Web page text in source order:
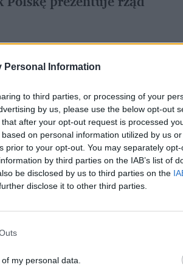
Personal Information
to third parties, or processing of your
by us, please use the below opt-out
after your opt-out request is processed
on personal information utilized by us
prior to your opt-out. You may separately
by third parties on the IAB’s list of
be disclosed by us to third parties on the
disclose it to other third parties.
my personal data.
Google
jaka 3 maja została
pieniędzy na odbudowę
złożyły inne państwa